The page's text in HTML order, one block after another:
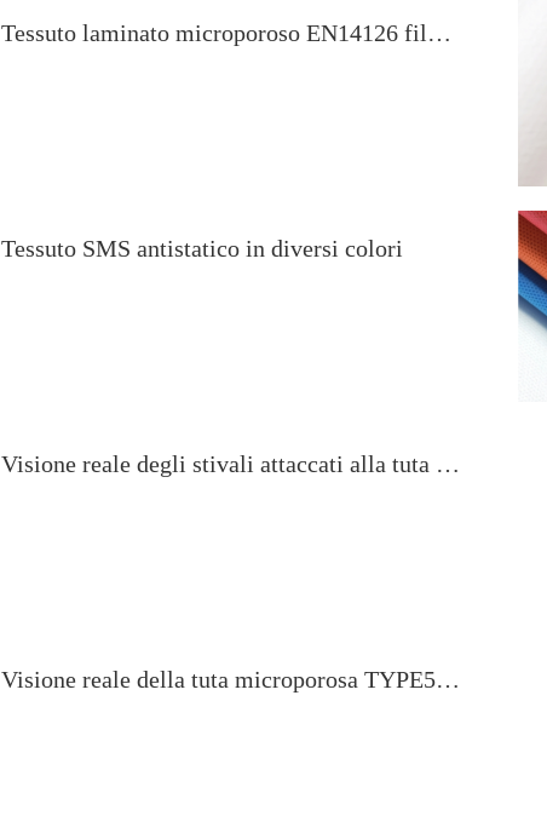
Tessuto laminato microporoso EN14126 filmato
Tessuto SMS antistatico in diversi colori
Visione reale degli stivali attaccati alla tuta microporosa TYPE4B 5B 6B
Visione reale della tuta microporosa TYPE5B 6B